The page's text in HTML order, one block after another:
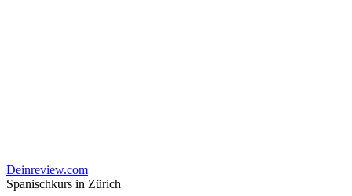
Deinreview.com
Spanischkurs in Zürich